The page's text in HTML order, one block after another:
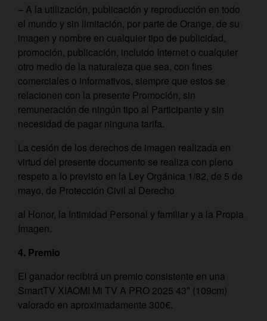
– A la utilización, publicación y reproducción en todo
el mundo y sin limitación, por parte de Orange, de su
imagen y nombre en cualquier tipo de publicidad,
promoción, publicación, incluido Internet o cualquier
otro medio de la naturaleza que sea, con fines
comerciales o informativos, siempre que estos se
relacionen con la presente Promoción, sin
remuneración de ningún tipo al Participante y sin
necesidad de pagar ninguna tarifa.
La cesión de los derechos de imagen realizada en
virtud del presente documento se realiza con pleno
respeto a lo previsto en la Ley Orgánica 1/82, de 5 de
mayo, de Protección Civil al Derecho
al Honor, la Intimidad Personal y familiar y a la Propia
Imagen.
4. Premio
El ganador recibirá un premio consistente en una
SmartTV XIAOMI Mi TV A PRO 2025 43″ (109cm)
valorado en aproximadamente 300€.